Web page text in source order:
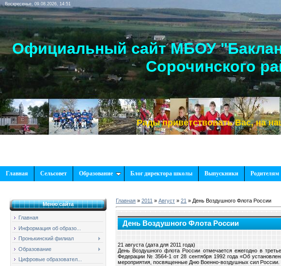
Воскресенье, 09.08.2026, 14:51
Официальный сайт МБОУ
Сорочинского
Рады приветствовать Вас, на нашем
Главная Сельсовет Образование Блог директора школы Выпускники Родителям
Меню сайта
Главная
Информация об образо...
Пронькинский филиал
Образование
Цифровые образовател...
Главная » 2011 » Август » 21 » День Воздушного Флота России
День Воздушного Флота России
21 августа (дата для 2011 года)
День Воздушного флота России отмечается ежегодно в
Федерации № 3564-1 от 28 сентября 1992 года «Об
мероприятия, посвященные Дню Военно-воздушных сил России.